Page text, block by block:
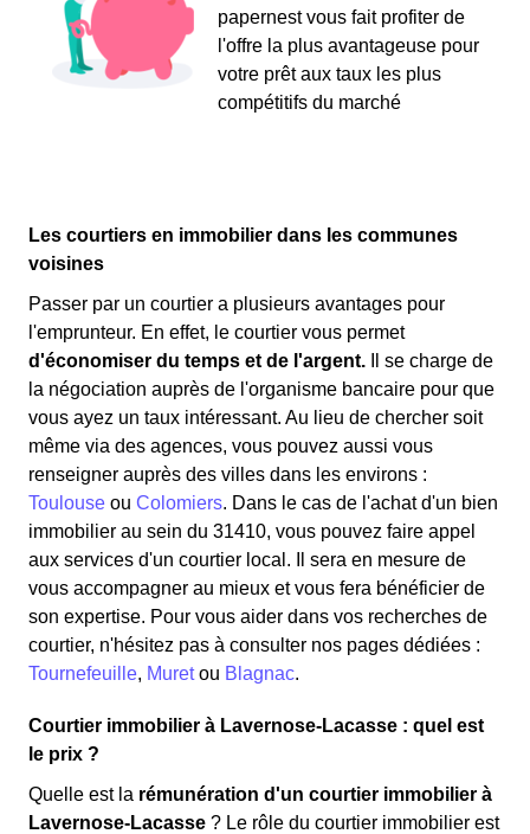
papernest vous fait profiter de
l'offre la plus avantageuse pour
votre prêt aux taux les plus
compétitifs du marché
Les courtiers en immobilier dans les communes
voisines
Passer par un courtier a plusieurs avantages pour
l'emprunteur. En effet, le courtier vous permet
d'économiser du temps et de l'argent.
Il se charge de
la négociation auprès de l'organisme bancaire pour que
vous ayez un taux intéressant. Au lieu de chercher soit
même via des agences, vous pouvez aussi vous
renseigner auprès des villes dans les environs :
Toulouse ou Colomiers. Dans le cas de l'achat d'un bien
immobilier au sein du 31410, vous pouvez faire appel
aux services d'un courtier local. Il sera en mesure de
vous accompagner au mieux et vous fera bénéficier de
son expertise. Pour vous aider dans vos recherches de
courtier, n'hésitez pas à consulter nos pages dédiées :
Tournefeuille, Muretou Blagnac.
Courtier immobilier à Lavernose-Lacasse : quel est
le prix ?
Quelle est la rémunération d'un courtier immobilier à
Lavernose-Lacasse ? Le rôle du courtier immobilier est